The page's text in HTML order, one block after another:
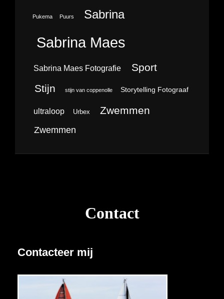
Pukema Puurs Sabrina
Sabrina Maes
Sabrina Maes Fotografie Sport
Stijn stijn van coppenolle Storytelling Fotograaf
ultraloop Urbex Zwemmen
Zwemmen
Contact
Contacteer mij